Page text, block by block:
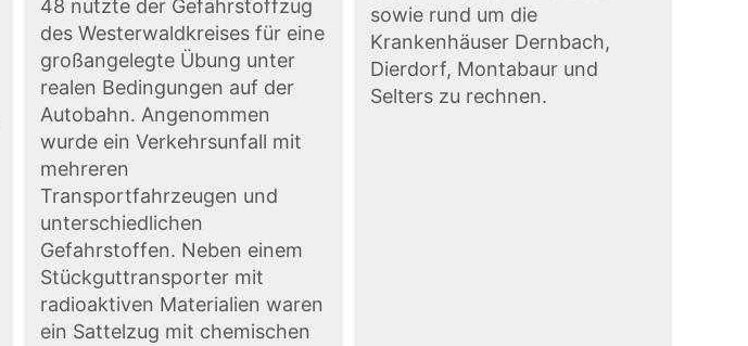
48 nutzte der Gefahrstoffzug
des Westerwaldkreises für eine
großangelegte Übung unter
realen Bedingungen auf der
Autobahn. Angenommen
wurde ein Verkehrsunfall mit
mehreren
Transportfahrzeugen und
unterschiedlichen
Gefahrstoffen. Neben einem
Stückguttransporter mit
radioaktiven Materialien waren
ein Sattelzug mit chemischen
sowie rund um die
Krankenhäuser Dernbach,
Dierdorf, Montabaur und
Selters zu rechnen.